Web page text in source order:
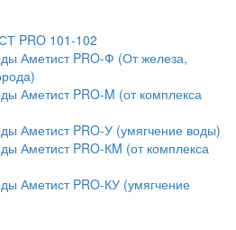
PRO 101-102
Аметист PRO-Ф (От железа,
Аметист PRO-M (от комплекса
Аметист PRO-У (умягчение воды)
Аметист PRO-КM (от комплекса
Аметист PRO-КУ (умягчение